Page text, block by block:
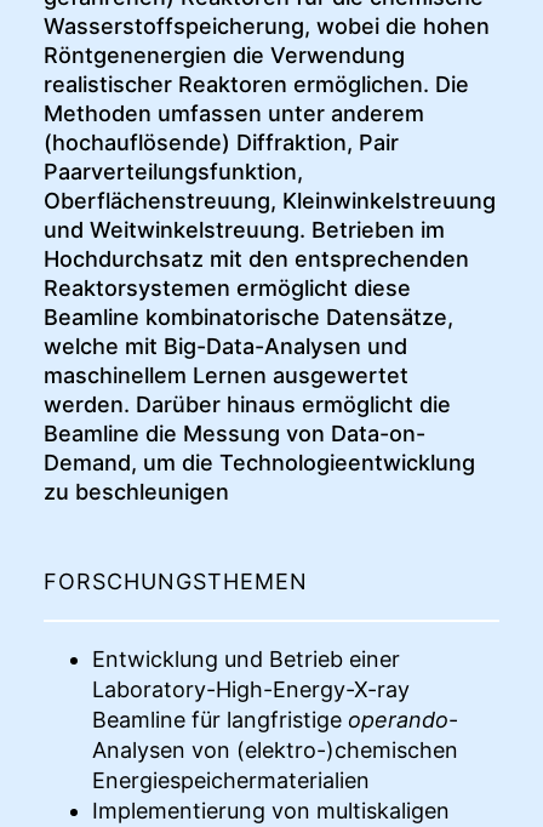
Wasserstoffspeicherung, wobei die hohen
Röntgenenergien die Verwendung
realistischer Reaktoren ermöglichen. Die
Methoden umfassen unter anderem
(hochauflösende) Diffraktion, Pair
Paarverteilungsfunktion,
Oberflächenstreuung, Kleinwinkelstreuung
und Weitwinkelstreuung. Betrieben im
Hochdurchsatz mit den entsprechenden
Reaktorsystemen ermöglicht diese
Beamline kombinatorische Datensätze,
welche mit Big-Data-Analysen und
maschinellem Lernen ausgewertet
werden. Darüber hinaus ermöglicht die
Beamline die Messung von Data-on-
Demand, um die Technologieentwicklung
zu beschleunigen
FORSCHUNGSTHEMEN
Entwicklung und Betrieb einer
Laboratory-High-Energy-X-ray
Beamline für langfristige operando-
Analysen von (elektro-)chemischen
Energiespeichermaterialien
Implementierung von multiskaligen